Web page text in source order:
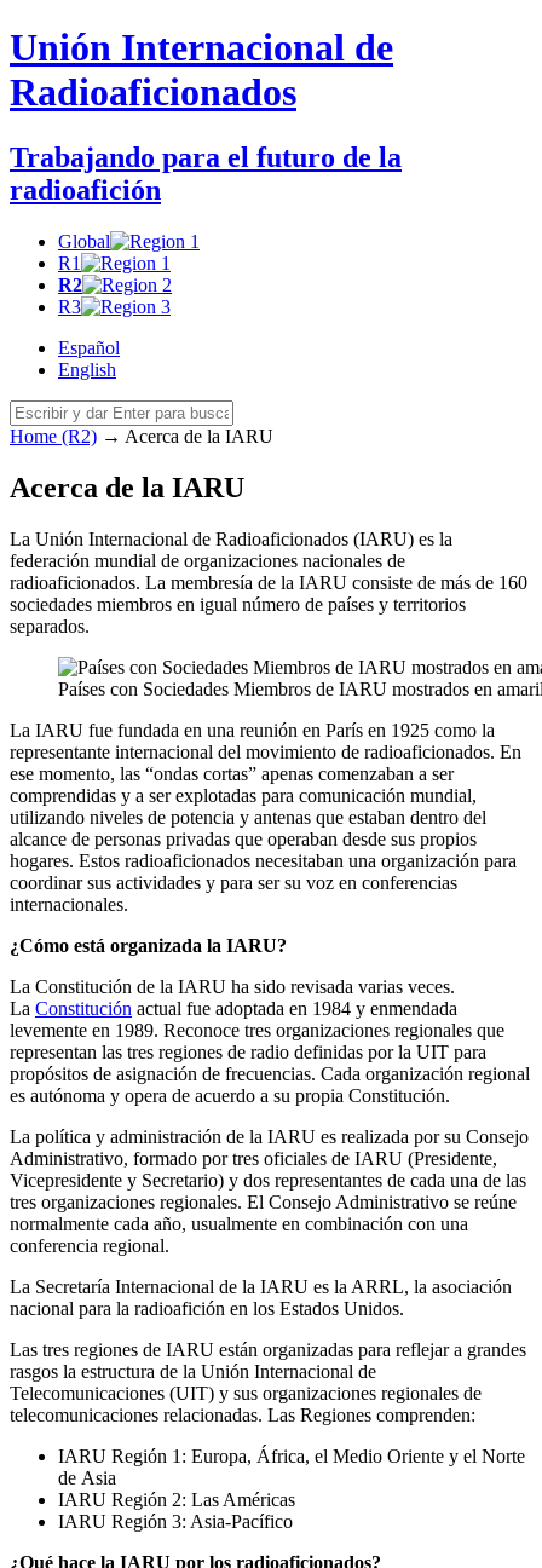
Unión Internacional de
Radioaficionados
Trabajando para el futuro de la
radioafición
Global
R1
R2
R3
Español
English
Home (R2) → Acerca de la IARU
Acerca de la IARU
La Unión Internacional de Radioaficionados (IARU) es la
federación mundial de organizaciones nacionales de
radioaficionados. La membresía de la IARU consiste de más de 160
sociedades miembros en igual número de países y territorios
separados.
Países con Sociedades Miembros de IARU mostrados en
La IARU fue fundada en una reunión en París en 1925 como la
representante internacional del movimiento de radioaficionados. En
ese momento, las “ondas cortas” apenas comenzaban a ser
comprendidas y a ser explotadas para comunicación mundial,
utilizando niveles de potencia y antenas que estaban dentro del
alcance de personas privadas que operaban desde sus propios
hogares. Estos radioaficionados necesitaban una organización para
coordinar sus actividades y para ser su voz en conferencias
internacionales.
¿Cómo está organizada la IARU?
La Constitución de la IARU ha sido revisada varias veces.
La Constitución actual fue adoptada en 1984 y enmendada
levemente en 1989. Reconoce tres organizaciones regionales que
representan las tres regiones de radio definidas por la UIT para
propósitos de asignación de frecuencias. Cada organización regional
es autónoma y opera de acuerdo a su propia Constitución.
La política y administración de la IARU es realizada por su Consejo
Administrativo, formado por tres oficiales de IARU (Presidente,
Vicepresidente y Secretario) y dos representantes de cada una de las
tres organizaciones regionales. El Consejo Administrativo se reúne
normalmente cada año, usualmente en combinación con una
conferencia regional.
La Secretaría Internacional de la IARU es la ARRL, la asociación
nacional para la radioafición en los Estados Unidos.
Las tres regiones de IARU están organizadas para reflejar a grandes
rasgos la estructura de la Unión Internacional de
Telecomunicaciones (UIT) y sus organizaciones regionales de
telecomunicaciones relacionadas. Las Regiones comprenden:
IARU Región 1: Europa, África, el Medio Oriente y el Norte
de Asia
IARU Región 2: Las Américas
IARU Región 3: Asia-Pacífico
¿Qué hace la IARU por los radioaficionados?